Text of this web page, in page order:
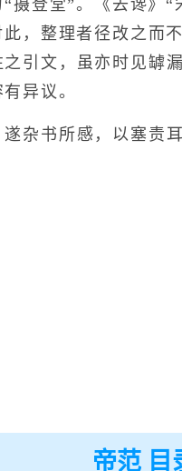
摄登堂”。《去谗》
，整理者径改之而
引文，虽亦时见罅
异议。
书所感，以塞责耳
帝范 目